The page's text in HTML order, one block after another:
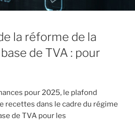
la réforme de la
de TVA : pour
pour 2025, le plafond
recettes dans le cadre du régime
de TVA pour les